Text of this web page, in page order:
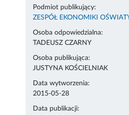
Podmiot publikujący:
ZESPÓŁ EKONOMIKI
Osoba odpowiedzialna:
TADEUSZ CZARNY
Osoba publikująca:
JUSTYNA KOŚCIELNIAK
Data wytworzenia:
2015-05-28
Data publikacji: